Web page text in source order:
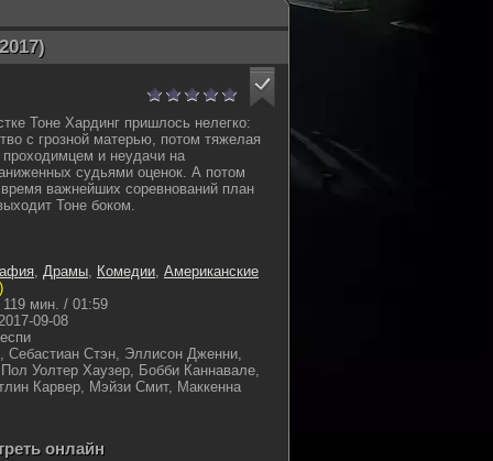
Тоне Хардинг пришлось нелегко:
с грозной матерью, потом тяжелая
и неудачи на
судьями оценок. А потом
важнейших соревнований план
Тоне боком.
, Драмы, Комедии, Американские
119 мин. / 01:59
09-08
Себастиан Стэн, Эллисон Дженни,
Уолтер Хаузер, Бобби Каннавале,
Карвер, Мэйзи Смит, Маккенна
онлайн